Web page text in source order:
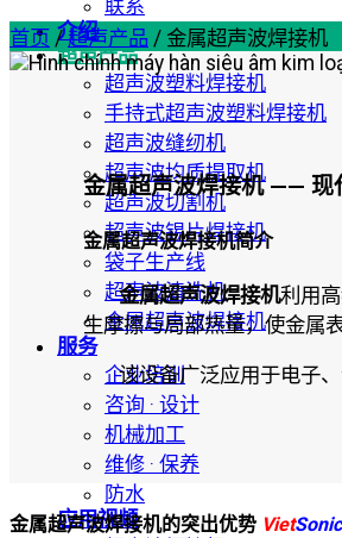
联系
介绍
超声产品
超声波塑料焊接机
手持式超声波塑料焊接机
超声波缝纫机
超声波均质提取机
超声波切割机
超声波锡片焊接机
袋子生产线
超声波清洗机
金属超声波焊接机
服务
企业培训
咨询 · 设计
机械加工
维修 · 保养
防水
应用视频
首页 / 超声产品 / 金属超声波焊接机
金属超声波焊接机 —— 现
金属超声波焊接机简介
金属超声波焊接机利用
生摩擦与局部热量，使金属
该设备广泛应用于电子
金属超声波焊接机的突出优势 VietSonic